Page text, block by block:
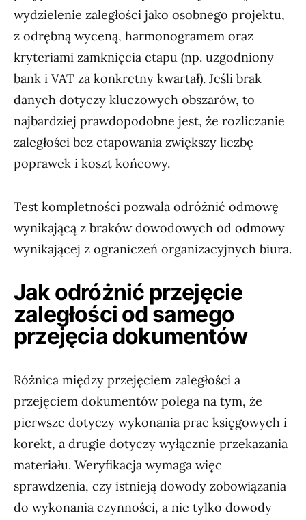
wydzielenie zaległości jako osobnego projektu,
z odrębną wyceną, harmonogramem oraz
kryteriami zamknięcia etapu (np. uzgodniony
bank i VAT za konkretny kwartał). Jeśli brak
danych dotyczy kluczowych obszarów, to
najbardziej prawdopodobne jest, że rozliczanie
zaległości bez etapowania zwiększy liczbę
poprawek i koszt końcowy.
Test kompletności pozwala odróżnić odmowę
wynikającą z braków dowodowych od odmowy
wynikającej z ograniczeń organizacyjnych biura.
Jak odróżnić przejęcie
zaległości od samego
przejęcia dokumentów
Różnica między przejęciem zaległości a
przejęciem dokumentów polega na tym, że
pierwsze dotyczy wykonania prac księgowych i
korekt, a drugie dotyczy wyłącznie przekazania
materiału. Weryfikacja wymaga więc
sprawdzenia, czy istnieją dowody zobowiązania
do wykonania czynności, a nie tylko dowody